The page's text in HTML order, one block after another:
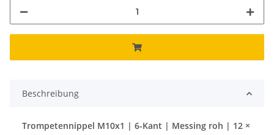
Beschreibung
Trompetennippel M10x1 | 6-Kant | Messing roh | 12 ×